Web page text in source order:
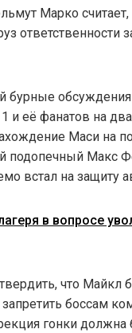
Марко
ответственности
бурные
её фанатов на два
Маси на
подопечный Макс
встал на защиту
в вопросе
что Майкл
боссам
гонки должна